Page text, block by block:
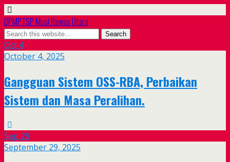
DPMPTSP Musi Rawas Utara
Oct 4
October 4, 2025
Gangguan Sistem OSS-RBA, Perbaikan
Sistem dan Masa Peralihan.
Sep 29
September 29, 2025